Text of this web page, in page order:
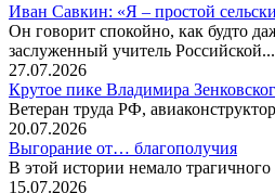
Иван Савкин: «Я – простой
Он говорит спокойно, как будто
заслуженный учитель Российской...
27.07.2026
Крутое пике Владимира
Ветеран труда РФ,
20.07.2026
Выгорание от… благополучия
В этой истории немало
15.07.2026